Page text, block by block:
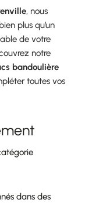
, nous
plus qu’un
de votre
notre
bandoulière
toutes vos
dans des